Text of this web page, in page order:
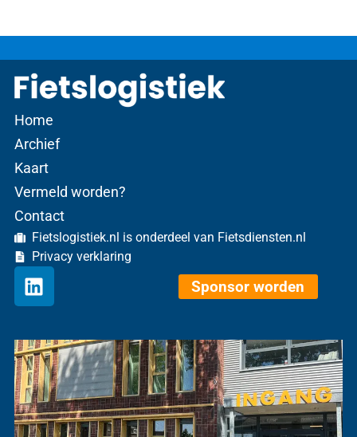
Home
Archief
Kaart
Vermeld worden?
Contact
Fietslogistiek.nl is onderdeel van Fietsdiensten.nl
Privacy verklaring
Sponsor worden